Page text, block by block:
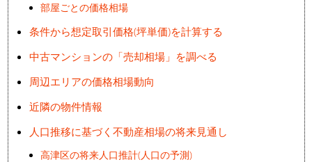
部屋ごとの価格相場
条件から想定取引価格(坪単価)を計算する
中古マンションの「売却相場」を調べる
周辺エリアの価格相場動向
近隣の物件情報
人口推移に基づく不動産相場の将来見通し
高津区の将来人口推計(人口の予測)